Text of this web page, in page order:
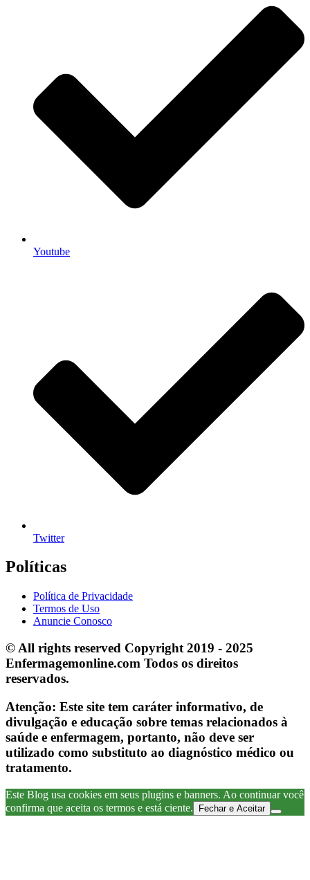
Youtube
Twitter
Políticas
Política de Privacidade
Termos de Uso
Anuncie Conosco
© All rights reserved Copyright 2019 - 2025
Enfermagemonline.com Todos os direitos
reservados.
Atenção: Este site tem caráter informativo, de
divulgação e educação sobre temas relacionados à
saúde e enfermagem, portanto, não deve ser
utilizado como substituto ao diagnóstico médico ou
tratamento.
Este Blog usa cookies em seus plugins e banners. Ao continuar você
confirma que aceita os termos e está ciente.
Fechar e Aceitar